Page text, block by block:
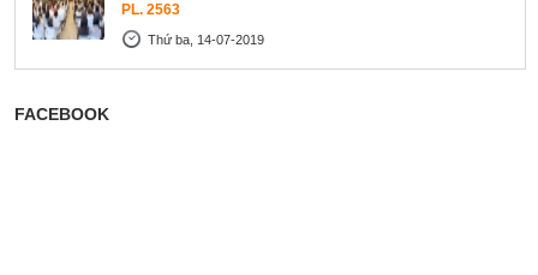
PL. 2563
Thứ ba, 14-07-2019
FACEBOOK